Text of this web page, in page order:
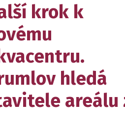
krok k
hledá
areálu